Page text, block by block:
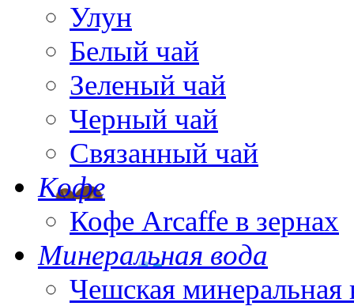
Улун
Белый чай
Зеленый чай
Черный чай
Связанный чай
Кофе
Кофе Arcaffe в зернах
Минеральная вода
Чешская минеральная